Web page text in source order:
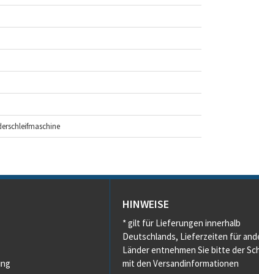
HINWEISE
* gilt für Lieferungen innerhalb
Deutschlands, Lieferzeiten für
Länder entnehmen Sie bitte der
mit den Versandinformationen